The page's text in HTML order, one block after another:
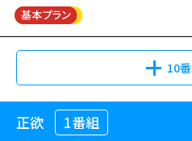
09/03(木)06:30～08:40
読み書きができないまま大人になった
10
正欲 1番組